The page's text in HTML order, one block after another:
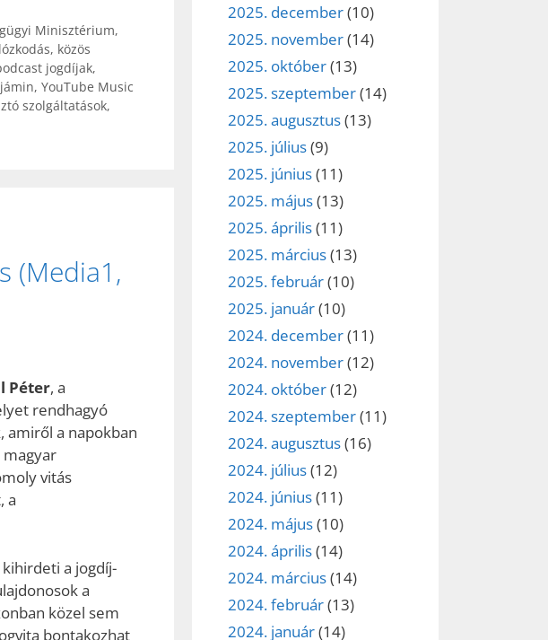
Minisztérium,
, közös
jogdíjak,
, YouTube Music
szolgáltatások,
(Media1,
Péter, a
rendhagyó
a napokban
magyar
vitás
a
a jogdíj-
a
közel sem
bontakozhat
2025. december(10)
2025. november(14)
2025. október(13)
2025. szeptember(14)
2025. augusztus(13)
2025. július(9)
2025. június(11)
2025. május(13)
2025. április(11)
2025. március(13)
2025. február(10)
2025. január(10)
2024. december(11)
2024. november(12)
2024. október(12)
2024. szeptember(11)
2024. augusztus(16)
2024. július(12)
2024. június(11)
2024. május(10)
2024. április(14)
2024. március(14)
2024. február(13)
2024. január(14)